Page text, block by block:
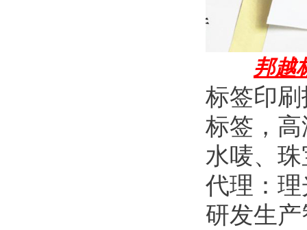
邦越
标签印
标签，
水唛、
代理：
研发生